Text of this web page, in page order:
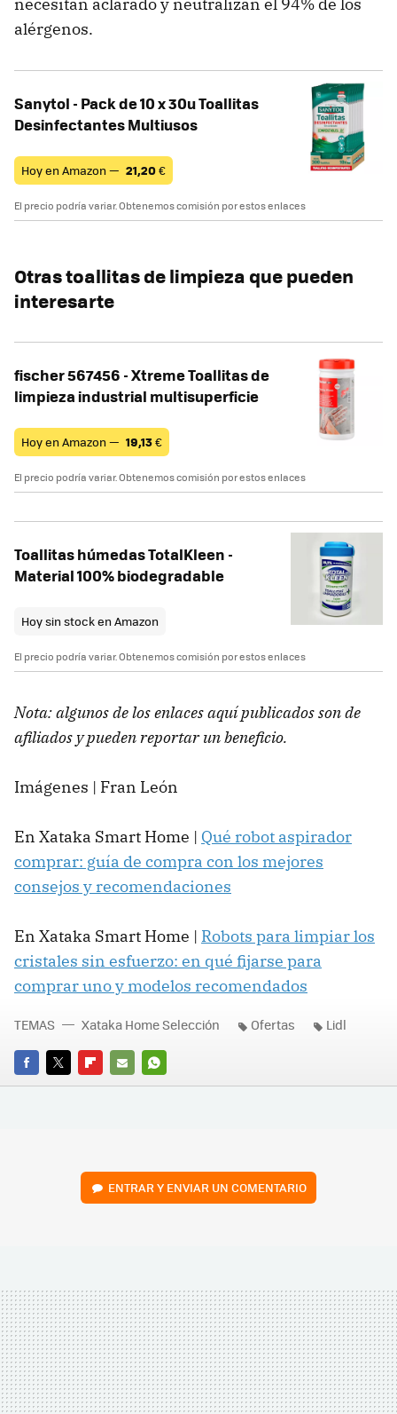
necesitan aclarado y neutralizan el 94% de los
alérgenos.
Sanytol - Pack de 10 x 30u Toallitas
Desinfectantes Multiusos
Hoy en Amazon — 21,20€
El precio podría variar. Obtenemos comisión por estos enlaces
Otras toallitas de limpieza que pueden
interesarte
fischer 567456 - Xtreme Toallitas de
limpieza industrial multisuperficie
Hoy en Amazon — 19,13€
El precio podría variar. Obtenemos comisión por estos enlaces
Toallitas húmedas TotalKleen -
Material 100% biodegradable
Hoy sin stock en Amazon
El precio podría variar. Obtenemos comisión por estos enlaces
Nota: algunos de los enlaces aquí publicados son de
afiliados y pueden reportar un beneficio.
Imágenes | Fran León
En Xataka Smart Home | Qué robot aspirador
comprar: guía de compra con los mejores
consejos y recomendaciones
En Xataka Smart Home | Robots para limpiar los
cristales sin esfuerzo: en qué fijarse para
comprar uno y modelos recomendados
FACEBOOK
TWITTERFLIPBOARD
E-
WHATSAPP
TEMAS Xataka Home Selección Ofertas Lidl
ENTRAR Y ENVIAR UN COMENTARIO